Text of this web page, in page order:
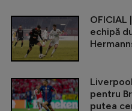
OFICIAL
echipă
pentru
putea